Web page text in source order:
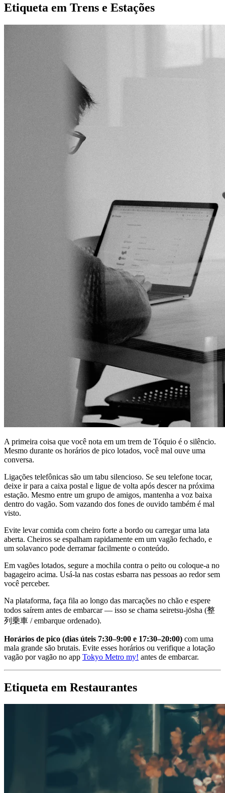
Etiqueta em Trens e Estações
A primeira coisa que você nota em um trem de Tóquio é o silêncio.
Mesmo durante os horários de pico lotados, você mal ouve uma
conversa.
Ligações telefônicas são um tabu silencioso. Se seu telefone tocar,
deixe ir para a caixa postal e ligue de volta após descer na próxima
estação. Mesmo entre um grupo de amigos, mantenha a voz baixa
dentro do vagão. Som vazando dos fones de ouvido também é mal
visto.
Evite levar comida com cheiro forte a bordo ou carregar uma lata
aberta. Cheiros se espalham rapidamente em um vagão fechado, e
um solavanco pode derramar facilmente o conteúdo.
Em vagões lotados, segure a mochila contra o peito ou coloque-a no
bagageiro acima. Usá-la nas costas esbarra nas pessoas ao redor sem
você perceber.
Na plataforma, faça fila ao longo das marcações no chão e espere
todos saírem antes de embarcar — isso se chama seiretsu-jōsha (整
列乗車 / embarque ordenado).
Horários de pico (dias úteis 7:30–9:00 e 17:30–20:00) com uma
mala grande são brutais. Evite esses horários ou verifique a lotação
vagão por vagão no app Tokyo Metro my! antes de embarcar.
Etiqueta em Restaurantes